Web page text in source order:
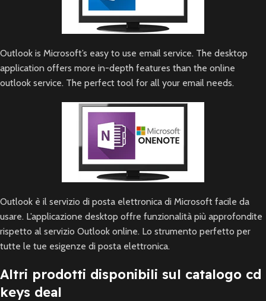
Outlook is Microsoft’s easy to use email service. The desktop
application offers more in-depth features than the online
outlook service. The perfect tool for all your email needs.
Outlook è il servizio di posta elettronica di Microsoft facile da
usare. L’applicazione desktop offre funzionalità più approfondite
rispetto al servizio Outlook online. Lo strumento perfetto per
tutte le tue esigenze di posta elettronica.
Altri prodotti disponibili sul catalogo cd
keys deal